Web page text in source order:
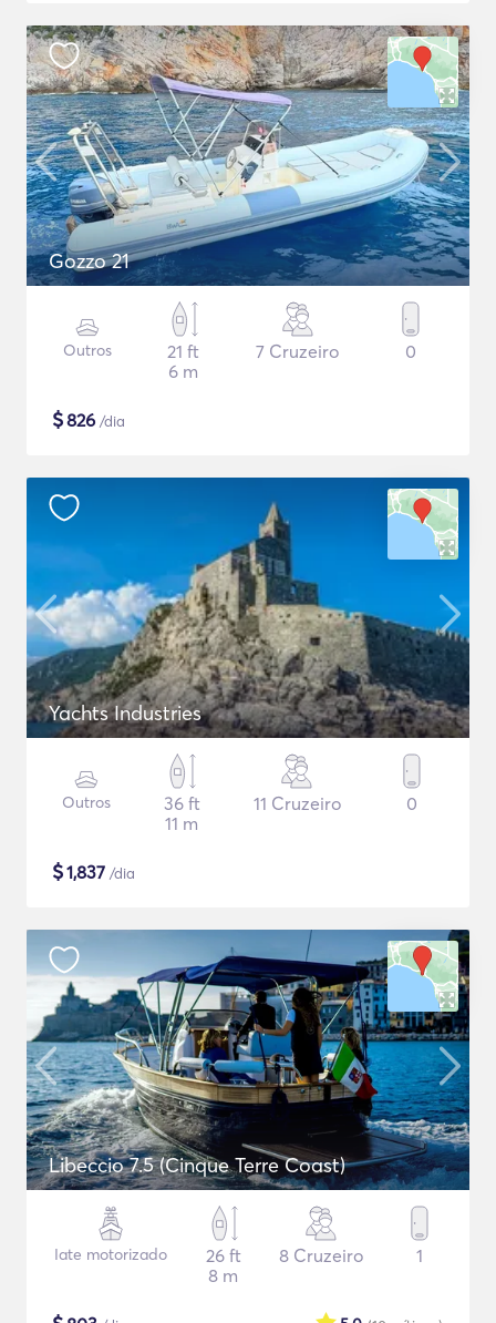
Gozzo 21
Outros
21 ft
6 m
7 Cruzeiro 0
$826 /dia
Yachts Industries
Outros
36 ft
11 m
11 Cruzeiro 0
$1,837 /dia
Libeccio 7.5 (Cinque Terre Coast)
Iate motorizado
26 ft
8 m
8 Cruzeiro 1